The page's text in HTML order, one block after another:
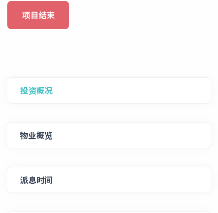
项目结束
投资概况
物业概览
派息时间